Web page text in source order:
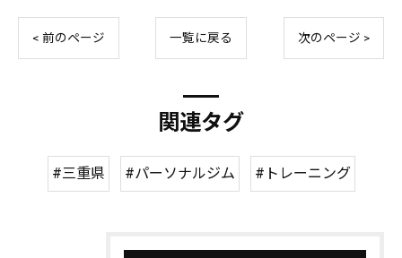
< 前のページ 一覧に戻る 次のページ >
関連タグ
#三重県 #パーソナルジム #トレーニング